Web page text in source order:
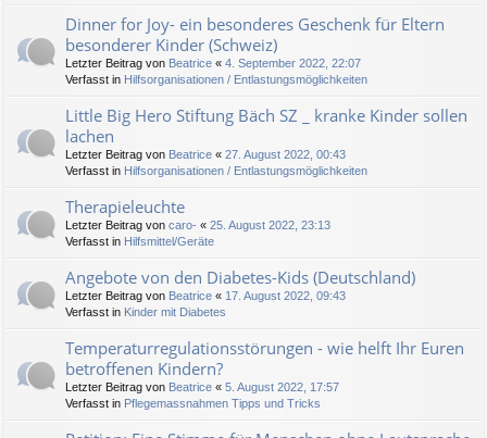
Dinner for Joy- ein besonderes Geschenk für Eltern
besonderer Kinder (Schweiz)
Letzter Beitrag von Beatrice « 4. September 2022, 22:07
Verfasst in Hilfsorganisationen / Entlastungsmöglichkeiten
Little Big Hero Stiftung Bäch SZ _ kranke Kinder sollen
lachen
Letzter Beitrag von Beatrice « 27. August 2022, 00:43
Verfasst in Hilfsorganisationen / Entlastungsmöglichkeiten
Therapieleuchte
Letzter Beitrag von caro- « 25. August 2022, 23:13
Verfasst in Hilfsmittel/Geräte
Angebote von den Diabetes-Kids (Deutschland)
Letzter Beitrag von Beatrice « 17. August 2022, 09:43
Verfasst in Kinder mit Diabetes
Temperaturregulationsstörungen - wie helft Ihr Euren
betroffenen Kindern?
Letzter Beitrag von Beatrice « 5. August 2022, 17:57
Verfasst in Pflegemassnahmen Tipps und Tricks